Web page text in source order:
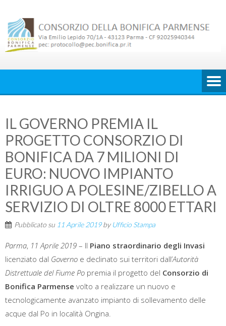
content
IL GOVERNO PREMIA IL
PROGETTO CONSORZIO DI
BONIFICA DA 7 MILIONI DI
EURO: NUOVO IMPIANTO
IRRIGUO A POLESINE/ZIBELLO A
SERVIZIO DI OLTRE 8000 ETTARI
Pubblicato su 11 Aprile 2019by Ufficio Stampa
Parma, 11 Aprile 2019 – Il Piano straordinario degli Invasi
licenziato dal Governo e declinato sui territori dall’Autorità
Distrettuale del Fiume Po premia il progetto del Consorzio di
Bonifica Parmense volto a realizzare un nuovo e
tecnologicamente avanzato impianto di sollevamento delle
acque dal Po in località Ongina.